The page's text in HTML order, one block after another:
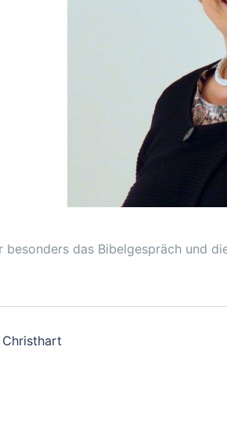
besonders das Bibelgespräch und
Christhart